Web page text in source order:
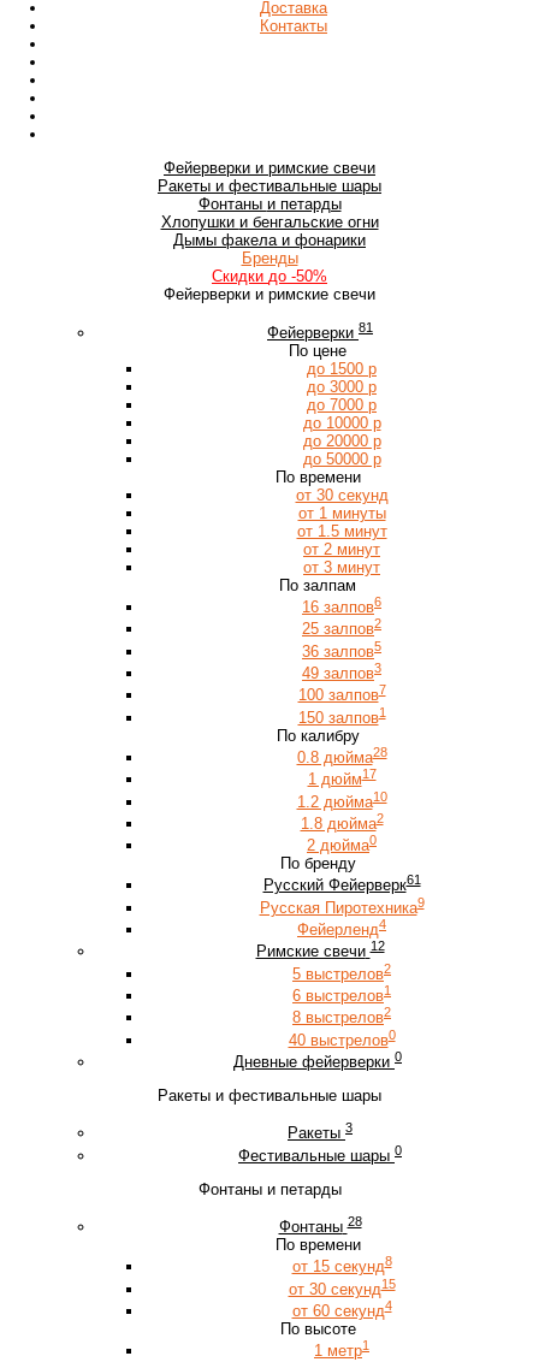
Доставка
Контакты
Фейерверки и римские свечи
Ракеты и фестивальные шары
Фонтаны и петарды
Хлопушки и бенгальские огни
Дымы факела и фонарики
Бренды
Скидки до -50%
Фейерверки и римские свечи
Фейерверки 81
По цене
до 1500 р
до 3000 р
до 7000 р
до 10000 р
до 20000 р
до 50000 р
По времени
от 30 секунд
от 1 минуты
от 1.5 минут
от 2 минут
от 3 минут
По залпам
16 залпов6
25 залпов2
36 залпов5
49 залпов3
100 залпов7
150 залпов1
По калибру
0.8 дюйма28
1 дюйм17
1.2 дюйма10
1.8 дюйма2
2 дюйма0
По бренду
Русский Фейерверк61
Русская Пиротехника9
Фейерленд4
Римские свечи 12
5 выстрелов2
6 выстрелов1
8 выстрелов2
40 выстрелов0
Дневные фейерверки 0
Ракеты и фестивальные шары
Ракеты 3
Фестивальные шары 0
Фонтаны и петарды
Фонтаны 28
По времени
от 15 секунд8
от 30 секунд15
от 60 секунд4
По высоте
1 метр1